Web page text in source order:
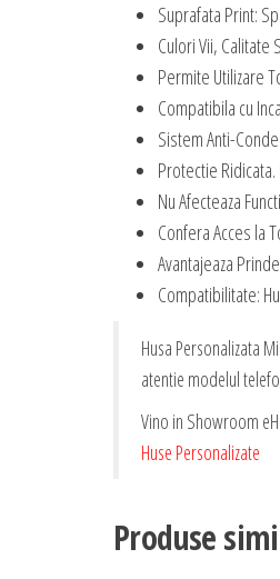
Suprafata Print:
Culori Vii, Calitate
Permite Utilizare
Compatibila cu
Sistem Anti-
Protectie
Nu Afecteaza
Confera Acces la
Avantajeaza
Compatibilitate:
Husa Personalizata
atentie modelul
Vino in Showroom
Huse Personalizate
Produse